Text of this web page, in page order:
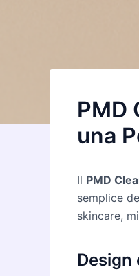
PMD
una
Il PMD
semplice
skincare,
Design